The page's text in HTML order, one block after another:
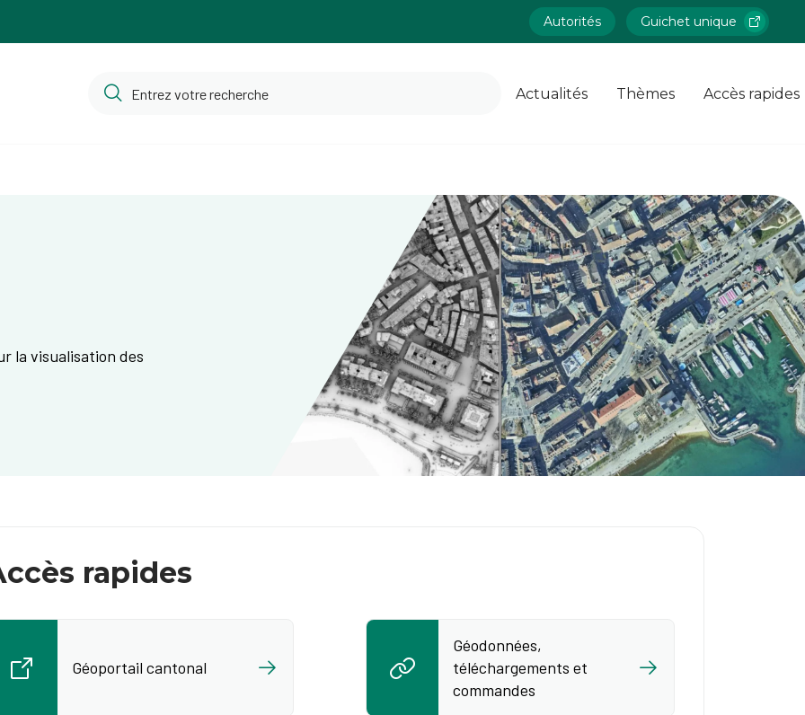
Autorités Guichet unique
Actualités Thèmes Accès rapides
la visualisation des
rapides
Géoportail cantonal
Géodonnées,
téléchargements et
commandes